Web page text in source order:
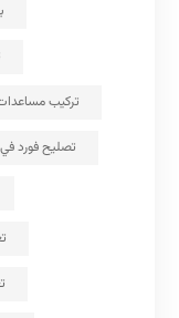
تركيب
تصليح فورد في